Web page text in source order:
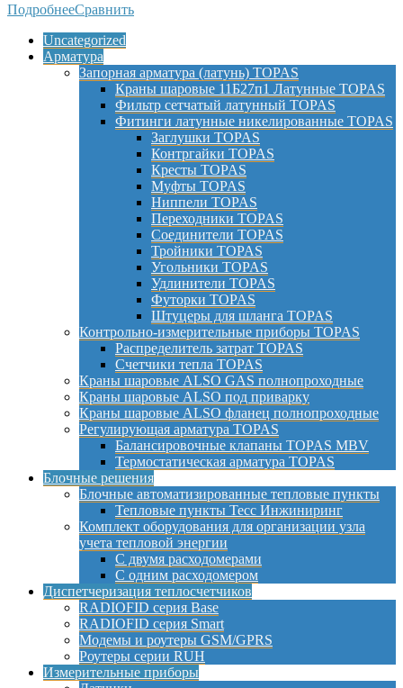
ПодробнееСравнить
Uncategorized
Арматура
Запорная арматура (латунь) TOPAS
Краны шаровые 11Б27п1 Латунные TOPAS
Фильтр сетчатый латунный TOPAS
Фитинги латунные никелированные TOPAS
Заглушки TOPAS
Контргайки TOPAS
Кресты TOPAS
Муфты TOPAS
Ниппели TOPAS
Переходники TOPAS
Соединители TOPAS
Тройники TOPAS
Угольники TOPAS
Удлинители TOPAS
Футорки TOPAS
Штуцеры для шланга TOPAS
Контрольно-измерительные приборы TOPAS
Распределитель затрат TOPAS
Счетчики тепла TOPAS
Краны шаровые ALSO GAS полнопроходные
Краны шаровые ALSO под приварку
Краны шаровые ALSO фланец полнопроходные
Регулирующая арматура TOPAS
Балансировочные клапаны TOPAS MBV
Термостатическая арматура TOPAS
Блочные решения
Блочные автоматизированные тепловые пункты
Тепловые пункты Тесс Инжиниринг
Комплект оборудования для организации узла
учета тепловой энергии
С двумя расходомерами
С одним расходомером
Диспетчеризация теплосчетчиков
RADIOFID серия Base
RADIOFID серия Smart
Модемы и роутеры GSM/GPRS
Роутеры серии RUH
Измерительные приборы